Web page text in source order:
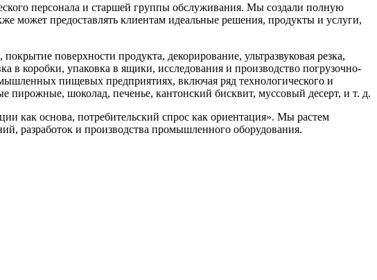
персонала и старшей группы обслуживания. Мы создали полную
может предоставлять клиентам идеальные решения, продукты и услуги,
поверхности продукта, декорирование, ультразвуковая резка,
в коробки, упаковка в ящики, исследования и производство погрузочно-
пищевых предприятиях, включая ряд технологического и
пирожные, шоколад, печенье, кантонский бисквит, муссовый десерт, и т. д.
как основа, потребительский спрос как ориентация». Мы растем
разработок и производства промышленного оборудования.